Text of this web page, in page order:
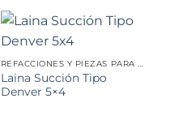
REFACCIONES Y PIEZAS PARA MINERÍA
Laina Succión Tipo
Denver 5×4